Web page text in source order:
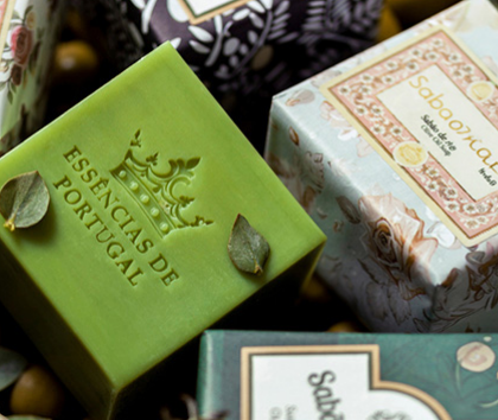
SNSアカウント一覧
LUCUAブライダルクラブ
ルクア大阪イベントホール
スタッフ募集（長期で働きたい方）
スタッフ募集（スポットで働きたい
方）